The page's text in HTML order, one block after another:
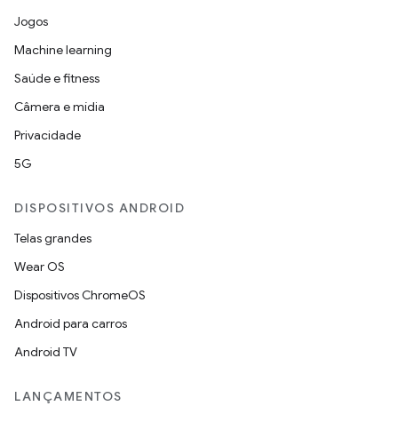
Jogos
Machine learning
Saúde e fitness
Câmera e mídia
Privacidade
5G
DISPOSITIVOS ANDROID
Telas grandes
Wear OS
Dispositivos ChromeOS
Android para carros
Android TV
LANÇAMENTOS